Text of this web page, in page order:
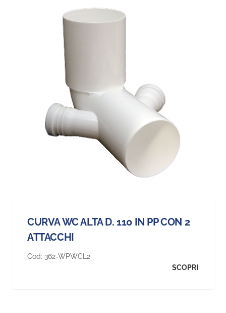
CURVA WC ALTA D. 110 IN PP CON 2
ATTACCHI
Cod: 362-WPWCL2
SCOPRI